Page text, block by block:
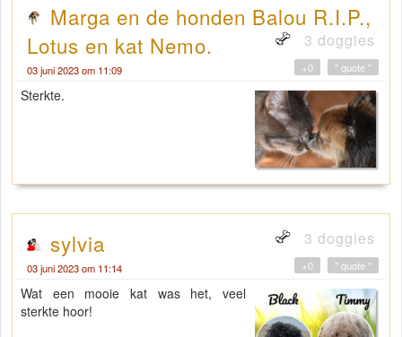
Marga en de honden Balou R.I.P.,
Lotus en kat Nemo.
3 doggies
03 juni 2023 om 11:09 " quote "
+0
Sterkte.
sylvia 3 doggies
03 juni 2023 om 11:14 " quote "
+0
Wat een mooie kat was het, veel
sterkte hoor!